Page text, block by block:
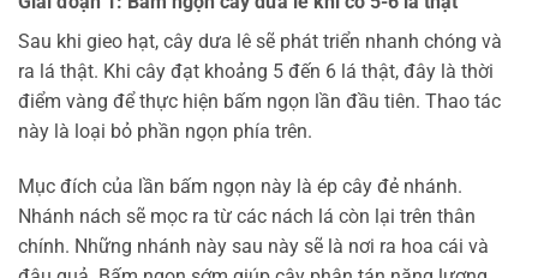
Sau khi gieo hạt, cây dưa lê sẽ phát triển nhanh chóng và
ra lá thật. Khi cây đạt khoảng 5 đến 6 lá thật, đây là thời
điểm vàng để thực hiện bấm ngọn lần đầu tiên. Thao tác
này là loại bỏ phần ngọn phía trên.
Mục đích của lần bấm ngọn này là ép cây đẻ nhánh.
Nhánh nách sẽ mọc ra từ các nách lá còn lại trên thân
chính. Những nhánh này sau này sẽ là nơi ra hoa cái và